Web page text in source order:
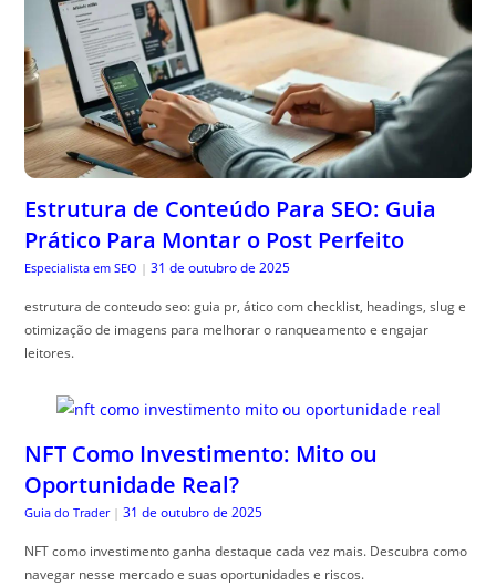
Estrutura de Conteúdo Para SEO: Guia
Prático Para Montar o Post Perfeito
Especialista em SEO | 31 de outubro de 2025
estrutura de conteudo seo: guia pr, ático com checklist, headings, slug e
otimização de imagens para melhorar o ranqueamento e engajar
leitores.
NFT Como Investimento: Mito ou
Oportunidade Real?
Guia do Trader | 31 de outubro de 2025
NFT como investimento ganha destaque cada vez mais. Descubra como
navegar nesse mercado e suas oportunidades e riscos.